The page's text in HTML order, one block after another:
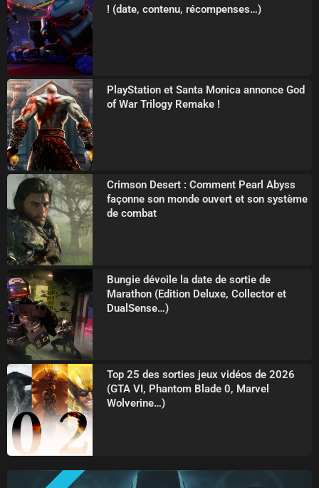
! (date, contenu, récompenses…)
PlayStation et Santa Monica annonce God
of War Trilogy Remake !
Crimson Desert : Comment Pearl Abyss
façonne son monde ouvert et son système
de combat
Bungie dévoile la date de sortie de
Marathon (Edition Deluxe, Collector et
DualSense…)
Top 25 des sorties jeux vidéos de 2026
(GTA VI, Phantom Blade 0, Marvel
Wolverine…)